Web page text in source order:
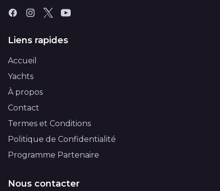
Liens rapides
Accueil
Yachts
À propos
Contact
Termes et Conditions
Politique de Confidentialité
Programme Partenaire
Nous contacter